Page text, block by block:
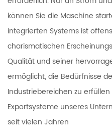
können Sie die Maschine
integrierten Systems ist
charismatischen
Qualität und seiner
ermöglicht, die Bedürfnisse
Industriebereichen zu
Exportsysteme unseres
seit vielen Jahren